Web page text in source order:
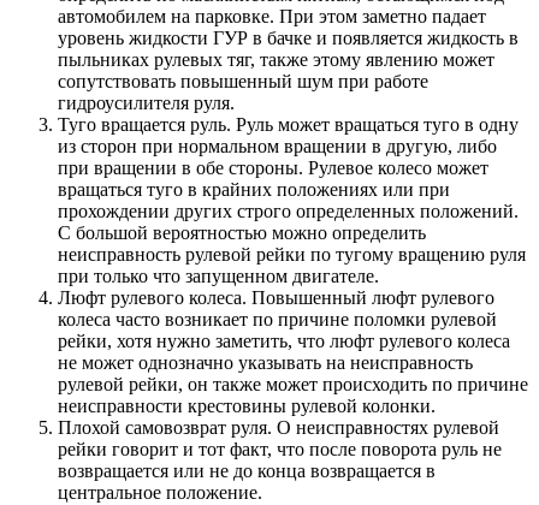
автомобилем на парковке. При этом заметно падает
уровень жидкости ГУР в бачке и появляется жидкость в
пыльниках рулевых тяг, также этому явлению может
сопутствовать повышенный шум при работе
гидроусилителя руля.
Туго вращается руль. Руль может вращаться туго в одну
из сторон при нормальном вращении в другую, либо
при вращении в обе стороны. Рулевое колесо может
вращаться туго в крайних положениях или при
прохождении других строго определенных положений.
С большой вероятностью можно определить
неисправность рулевой рейки по тугому вращению руля
при только что запущенном двигателе.
Люфт рулевого колеса. Повышенный люфт рулевого
колеса часто возникает по причине поломки рулевой
рейки, хотя нужно заметить, что люфт рулевого колеса
не может однозначно указывать на неисправность
рулевой рейки, он также может происходить по причине
неисправности крестовины рулевой колонки.
Плохой самовозврат руля. О неисправностях рулевой
рейки говорит и тот факт, что после поворота руль не
возвращается или не до конца возвращается в
центральное положение.